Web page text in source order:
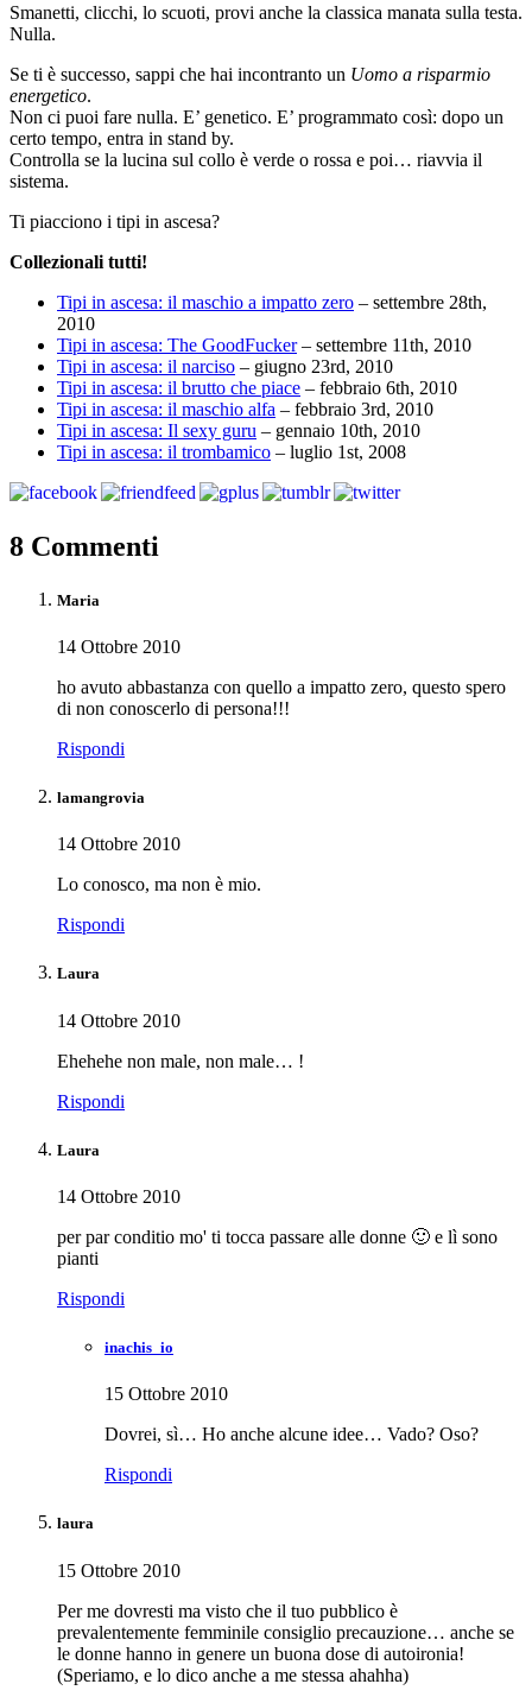
Smanetti, clicchi, lo scuoti, provi anche la classica manata sulla testa.
Nulla.
Se ti è successo, sappi che hai incontranto un Uomo a risparmio
energetico.
Non ci puoi fare nulla. E’ genetico. E’ programmato così: dopo un
certo tempo, entra in stand by.
Controlla se la lucina sul collo è verde o rossa e poi… riavvia il
sistema.
Ti piacciono i tipi in ascesa?
Collezionali tutti!
Tipi in ascesa: il maschio a impatto zero – settembre 28th,
2010
Tipi in ascesa: The GoodFucker– settembre 11th, 2010
Tipi in ascesa: il narciso – giugno 23rd, 2010
Tipi in ascesa: il brutto che piace – febbraio 6th, 2010
Tipi in ascesa: il maschio alfa – febbraio 3rd, 2010
Tipi in ascesa: Il sexy guru – gennaio 10th, 2010
Tipi in ascesa: il trombamico – luglio 1st, 2008
8 Commenti
Maria
14 Ottobre 2010
ho avuto abbastanza con quello a impatto zero, questo spero
di non conoscerlo di persona!!!
Rispondi
lamangrovia
14 Ottobre 2010
Lo conosco, ma non è mio.
Rispondi
Laura
14 Ottobre 2010
Ehehehe non male, non male… !
Rispondi
Laura
14 Ottobre 2010
per par conditio mo' ti tocca passare alle donne 🙂 e lì sono
pianti
Rispondi
inachis_io
15 Ottobre 2010
Dovrei, sì… Ho anche alcune idee… Vado? Oso?
Rispondi
laura
15 Ottobre 2010
Per me dovresti ma visto che il tuo pubblico è
prevalentemente femminile consiglio precauzione… anche se
le donne hanno in genere un buona dose di autoironia!
(Speriamo, e lo dico anche a me stessa ahahha)